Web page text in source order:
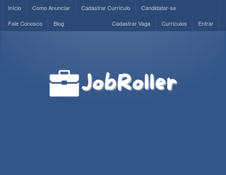
Início Como Anunciar Cadastrar Currículo
Candidatar-se
Fale Conosco
Blog Entrar
Currículos
Cadastrar Vaga